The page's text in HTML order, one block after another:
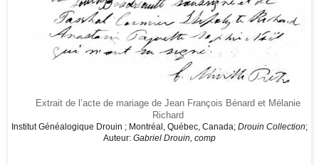
Extrait de l’acte de mariage de Jean François Bénard et Mélanie
Richard
Institut Généalogique Drouin ; Montréal, Québec, Canada; Drouin Collection;
Auteur: Gabriel Drouin, comp